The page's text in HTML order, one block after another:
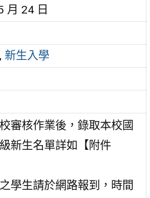
月 24 日
,新生入學
審核作業後，錄取本校國
新生名單詳如【附件
學生請於網路報到，時間